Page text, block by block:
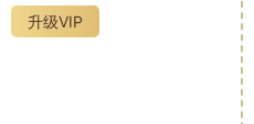
升级VIP